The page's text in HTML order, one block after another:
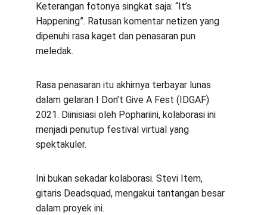
Keterangan fotonya singkat saja: “It’s
Happening”. Ratusan komentar netizen yang
dipenuhi rasa kaget dan penasaran pun
meledak.
Rasa penasaran itu akhirnya terbayar lunas
dalam gelaran I Don’t Give A Fest (IDGAF)
2021. Diinisiasi oleh Pophariini, kolaborasi ini
menjadi penutup festival virtual yang
spektakuler.
Ini bukan sekadar kolaborasi. Stevi Item,
gitaris Deadsquad, mengakui tantangan besar
dalam proyek ini.